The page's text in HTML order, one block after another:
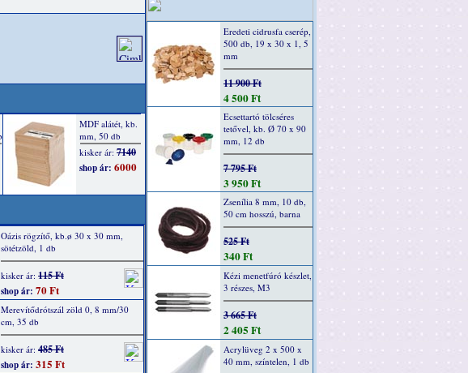
Oázis rögzítő, kb.ø 30 x 30 mm,
sötétzöld, 1 db
kisker ár: 115 Ft
shop ár: 70 Ft
Merevítődrótszál zöld 0, 8 mm/30
cm, 35 db
kisker ár: 485 Ft
shop ár: 315 Ft
Eredeti cidrusfa cserép,
500 db, 19 x 30 x 1, 5
mm
11 900 Ft
4 500 Ft
Ecsettartó tölcséres
tetővel, kb. Ø 70 x 90
mm, 12 db
7 795 Ft
3 950 Ft
Zsenília 8 mm, 10 db,
50 cm hosszú, barna
525 Ft
340 Ft
Kézi menetfúró készlet,
3 részes, M3
3 665 Ft
2 405 Ft
Acrylüveg 2 x 500 x
40 mm, színtelen, 1 db